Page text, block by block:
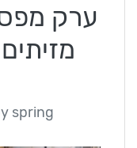
ערק
spring